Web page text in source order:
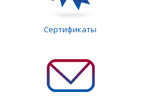
Сертификаты